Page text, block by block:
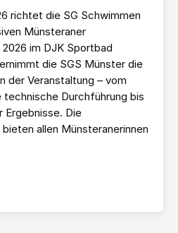
richtet die SG Schwimmen
Münsteraner
im DJK Sportbad
die SGS Münster die
der Veranstaltung – vom
Durchführung bis
Ergebnisse. Die
allen Münsteranerinnen